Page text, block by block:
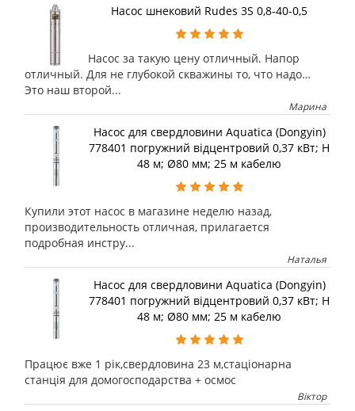
Насос шнековий Rudes 3S 0,8-40-0,5
Насос за такую цену отличный. Напор
отличный. Для не глубокой скважины то, что надо…
Это наш второй...
Марина
Насос для свердловини Aquatica (Dongyin)
778401 погружний відцентровий 0,37 кВт; H
48 м; Ø80 мм; 25 м кабелю
Купили этот насос в магазине неделю назад,
производительность отличная, прилагается
подробная инстру...
Наталья
Насос для свердловини Aquatica (Dongyin)
778401 погружний відцентровий 0,37 кВт; H
48 м; Ø80 мм; 25 м кабелю
Працює вже 1 рік,свердловина 23 м,стаціонарна
станція для домогосподарства + осмос
Віктор